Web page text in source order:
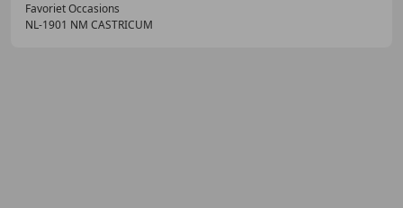
Favoriet Occasions
NL-1901 NM CASTRICUM